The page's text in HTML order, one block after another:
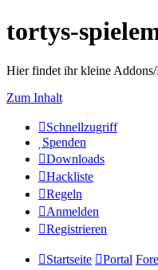
tortys-
Hier findet ihr kleine
Zum Inhalt
Schnellzugriff
Spenden
Downloads
Hackliste
Regeln
Anmelden
Registrieren
Startseite Portal